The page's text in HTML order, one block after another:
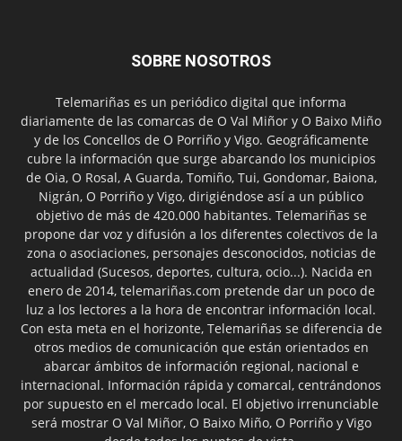
SOBRE NOSOTROS
Telemariñas es un periódico digital que informa
diariamente de las comarcas de O Val Miñor y O Baixo Miño
y de los Concellos de O Porriño y Vigo. Geográficamente
cubre la información que surge abarcando los municipios
de Oia, O Rosal, A Guarda, Tomiño, Tui, Gondomar, Baiona,
Nigrán, O Porriño y Vigo, dirigiéndose así a un público
objetivo de más de 420.000 habitantes. Telemariñas se
propone dar voz y difusión a los diferentes colectivos de la
zona o asociaciones, personajes desconocidos, noticias de
actualidad (Sucesos, deportes, cultura, ocio...). Nacida en
enero de 2014, telemariñas.com pretende dar un poco de
luz a los lectores a la hora de encontrar información local.
Con esta meta en el horizonte, Telemariñas se diferencia de
otros medios de comunicación que están orientados en
abarcar ámbitos de información regional, nacional e
internacional. Información rápida y comarcal, centrándonos
por supuesto en el mercado local. El objetivo irrenunciable
será mostrar O Val Miñor, O Baixo Miño, O Porriño y Vigo